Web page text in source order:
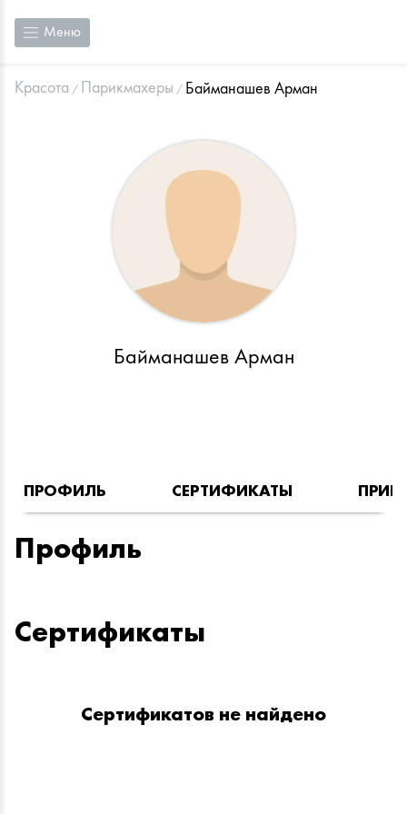
Меню
Красота Парикмахеры Байманашев Арман
Байманашев Арман
ПРОФИЛЬ СЕРТИФИКАТЫ
Профиль
Сертификаты
Сертификатов не найдено